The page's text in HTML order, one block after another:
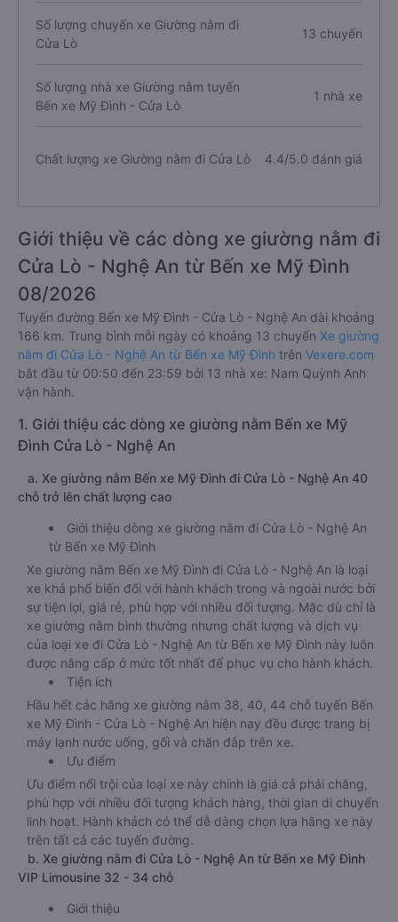
Số lượng chuyến xe Giường nằm đi
Cửa Lò
13 chuyến
Số lượng nhà xe Giường nằm tuyến
Bến xe Mỹ Đình - Cửa Lò
1 nhà xe
Chất lượng xe Giường nằm đi Cửa Lò 4.4/5.0 đánh giá
Giới thiệu về các dòng xe giường nằm đi
Cửa Lò - Nghệ An từ Bến xe Mỹ Đình
08/2026
Tuyến đường Bến xe Mỹ Đình - Cửa Lò - Nghệ An dài khoảng
166 km. Trung bình mỗi ngày có khoảng 13 chuyến Xe giường
nằm đi Cửa Lò - Nghệ An từ Bến xe Mỹ Đình trên Vexere.com
bắt đầu từ 00:50 đến 23:59 bởi 13 nhà xe: Nam Quỳnh Anh
vận hành.
1. Giới thiệu các dòng xe giường nằm Bến xe Mỹ
Đình Cửa Lò - Nghệ An
a. Xe giường nằm Bến xe Mỹ Đình đi Cửa Lò - Nghệ An 40
chỗ trở lên chất lượng cao
Giới thiệu dòng xe giường nằm đi Cửa Lò - Nghệ An
từ Bến xe Mỹ Đình
Xe giường nằm Bến xe Mỹ Đình đi Cửa Lò - Nghệ An là loại
xe khá phổ biến đối với hành khách trong và ngoài nước bởi
sự tiện lợi, giá rẻ, phù hợp với nhiều đối tượng. Mặc dù chỉ là
xe giường nằm bình thường nhưng chất lượng và dịch vụ
của loại xe đi Cửa Lò - Nghệ An từ Bến xe Mỹ Đình này luôn
được nâng cấp ở mức tốt nhất để phục vụ cho hành khách.
Tiện ích
Hầu hết các hãng xe giường nằm 38, 40, 44 chỗ tuyến Bến
xe Mỹ Đình - Cửa Lò - Nghệ An hiện nay đều được trang bị
máy lạnh nước uống, gối và chăn đắp trên xe.
Ưu điểm
Ưu điểm nổi trội của loại xe này chính là giá cả phải chăng,
phù hợp với nhiều đối tượng khách hàng, thời gian di chuyển
linh hoạt. Hành khách có thể dễ dàng chọn lựa hãng xe này
trên tất cả các tuyến đường.
b. Xe giường nằm đi Cửa Lò - Nghệ An từ Bến xe Mỹ Đình
VIP Limousine 32 - 34 chỗ
Giới thiệu